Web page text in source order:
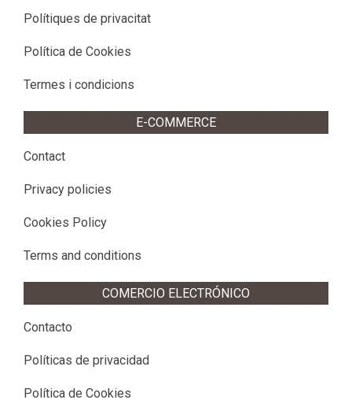
Polítiques de privacitat
Política de Cookies
Termes i condicions
E-COMMERCE
Contact
Privacy policies
Cookies Policy
Terms and conditions
COMERCIO ELECTRÓNICO
Contacto
Políticas de privacidad
Política de Cookies